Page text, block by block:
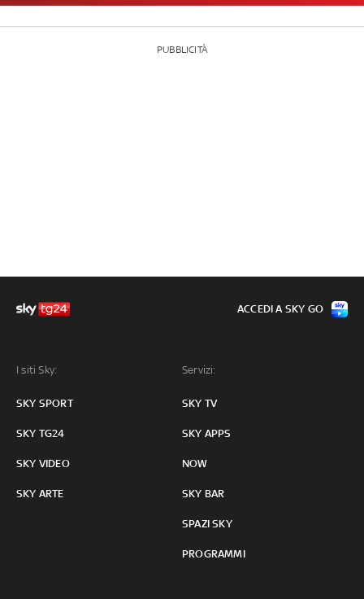
PUBBLICITÀ
I siti Sky:
SKY SPORT
SKY TG24
SKY VIDEO
SKY ARTE
Servizi:
SKY TV
SKY APPS
NOW
SKY BAR
SPAZI SKY
PROGRAMMI
ACCEDI A SKY GO